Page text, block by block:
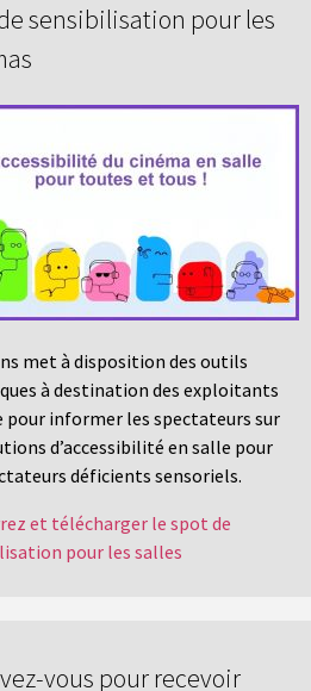
sensibilisation pour les
met à disposition des outils
à destination des exploitants
pour informer les spectateurs sur
d’accessibilité en salle pour
déficients sensoriels.
et télécharger le spot de
pour les salles
vous pour recevoir